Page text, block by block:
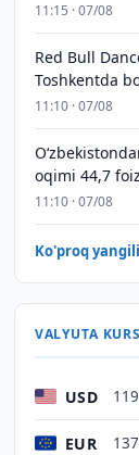
11:15 · 07/08
Red Bull
Toshkentda
11:10 · 07/08
oqimi 44,7
11:10 · 07/08
Ko'proq
VALYUTA
USD
EUR